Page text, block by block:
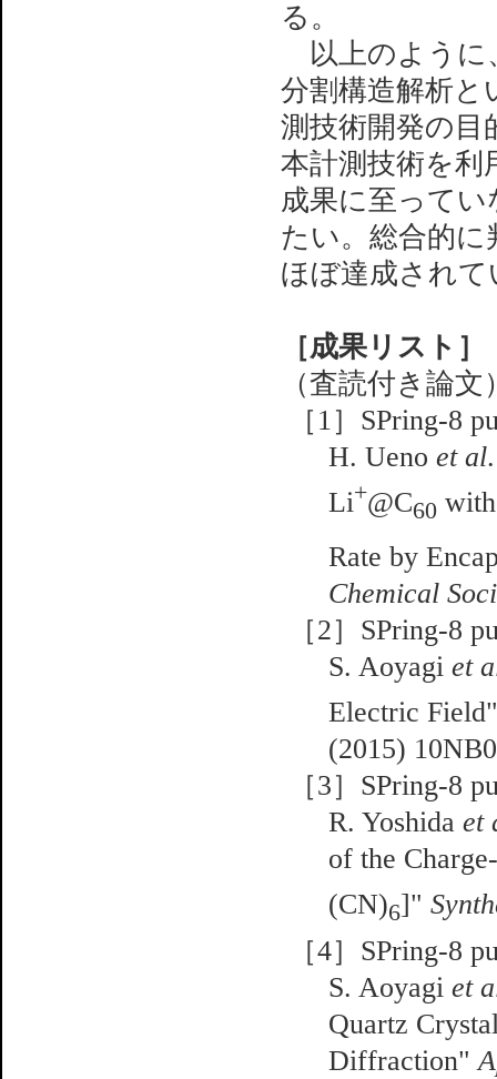
る。
以上のように
分割構造解析と
測技術開発の目
本計測技術を利
成果に至って
たい。総合的に
ほぼ達成され
［成果リスト］
（査読付き論文
［1］SPring-8
H. Uenoet al
Li+@C60
Rate by
Chemical
［2］SPring-8
S. Aoyagiet
Electric
(2015)
［3］SPring-8
R. Yoshidaet
of the
(CN)6]"
［4］SPring-8
S. Aoyagiet
Quartz
Diffraction"